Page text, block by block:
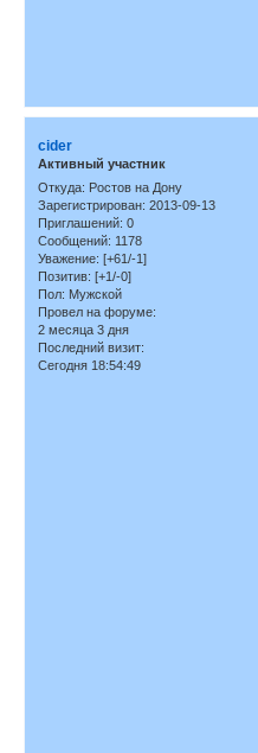
cider
Активный участник
Откуда: Ростов на Дону
Зарегистрирован: 2013-09-13
Приглашений: 0
Сообщений: 1178
Уважение: [+61/-1]
Позитив: [+1/-0]
Пол: Мужской
Провел на форуме:
2 месяца 3 дня
Последний визит:
Сегодня 18:54:49